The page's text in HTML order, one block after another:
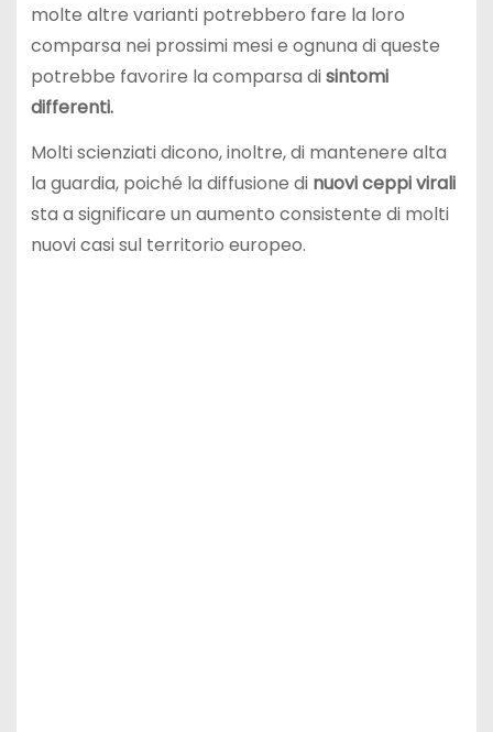
molte altre varianti potrebbero fare la loro
comparsa nei prossimi mesi e ognuna di queste
potrebbe favorire la comparsa disintomi
differenti.
Molti scienziati dicono, inoltre, di mantenere alta
la guardia, poiché la diffusione di nuovi ceppi virali
sta a significare un aumento consistente di molti
nuovi casi sul territorio europeo.